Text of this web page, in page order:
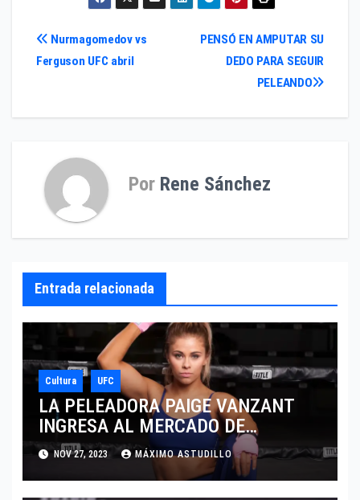
Navegación
de
entradas
PENSÓ EN AMPUTAR SU
DEDO PARA SEGUIR
PELEANDO
Nurmagomedov vs
Ferguson UFC abril
Por Rene Sánchez
Entrada relacionada
Cultura UFC
LA PELEADORA PAIGE VANZANT
INGRESA AL MERCADO DE
ONLYFANS SIN DEJAR SU CARRERA
DEPORTIVA
NOV 27, 2023 MÁXIMO ASTUDILLO